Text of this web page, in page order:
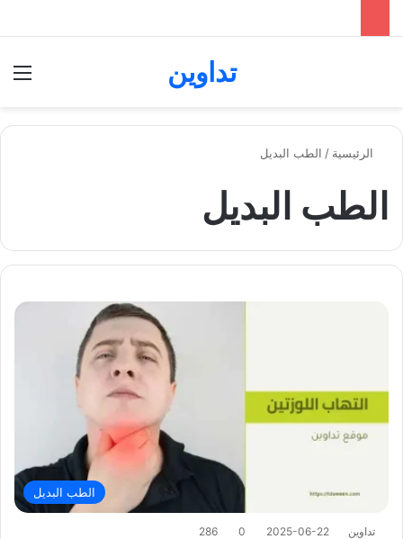
تداوين
الرئيسية / الطب البديل
الطب البديل
الطب البديل
تداوين 2025-06-22
0
286